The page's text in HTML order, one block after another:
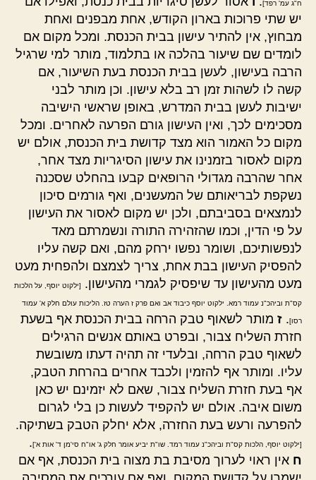
ח"ג עמ' רפד]
יש שתי פרוכות בארון הקודש, אחת מבפנים ואחת
מבחוץ, אין להתיר עישון בבית הכנסת. ומכל מקום אם
לומדים שם שיעור בהלכה או בתלמוד, מותר למי שרגיל
הרבה בעישון, לעשן בבית הכנסת בעת השיעור, אם
קשה לו לשהות זמן רב בלא עישון. וכן מותר לבני
ישיבות לעשן בבית המדרש, באופן שראשי הישיבה
מסכימים לכך, ואין העישון גורם הפרעה לאחרים. ומכל
מקום כל האמור הוא מצד קדושת בית הכנסת, אולם יש
מקום לאסור בזמנינו את עישון הסיגריות מצד אחר,
אחר שהרבה מגדולי הרופאים קבעו בהחלט שסכנה
נשקפת לבריאותם של המעשנים, ואף גורמים סיכון
לנמצאים בסביבתם, ולכן יש מקום לאסור את העישון
על פי הדין, וכמו שהזהירה התורה ונשמרתם מאד
לנפשותיכם, ושומר נפשו ירחק מהם, ואם קשה עליו
להפסיק העישון בבת אחת, צריך לצמצם ולהפחית מעט
מעט מהעישון עד שיפסיק לגמרי מהעישון.
[ילקוט יוסף, על הלכות
קס"ת וביהכ"נ עמוד רמא. ילקוט יוסף כיבוד אב ואם פרק ז הערה טז. הליכות עולם חלק א' עמוד
רסו]. ז מותר לשאוף טבק הרחה בבית הכנסת אף בשעת
חזרת השליח צבור, ובפרט באותם אנשים הרגילים
לשאוף טבק הרחה, ובלעדי זה תהיה דעתו משובשת
עליו. ומותר אף להזמין ולכבד אחרים בהרחת הטבק,
אף בעת חזרת השליח צבור, שאם לא יזמינם יש כאן
משום איבה. אולם יש להקפיד לעשות כן בלי לגרום
להפרעה ורעש בעת החזרה, אלא יחלק הטבק בשתיקה.
[ילקוט יוסף, הלכות קס"ת וביהכ"נ עמוד רמד. שו"ת יביע אומר חלק ג' או"ח סי'מן ד' אות א'].
ח אין ראוי לערוך מסיבת בת מצוה בית הכנסת, אף אם